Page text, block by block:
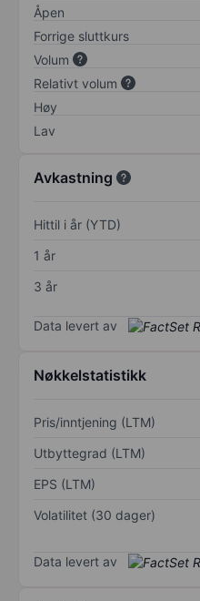
Åpen
Forrige sluttkurs
Volum
Relativt volum
Høy
Lav
Avkastning
Hittil i år (YTD)
1 år
3 år
Data levert av
Nøkkelstatistikk
Pris/inntjening (LTM)
Utbyttegrad (LTM)
EPS (LTM)
Volatilitet (30 dager)
Data levert av